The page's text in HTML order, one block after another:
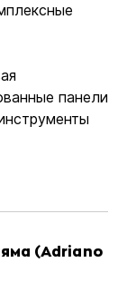
панели
(Adriano